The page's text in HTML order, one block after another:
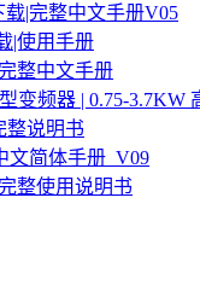
|完整中文手册V05
|使用手册
整中文手册
变频器 | 0.75-3.7KW
整说明书
文简体手册_V09
整使用说明书